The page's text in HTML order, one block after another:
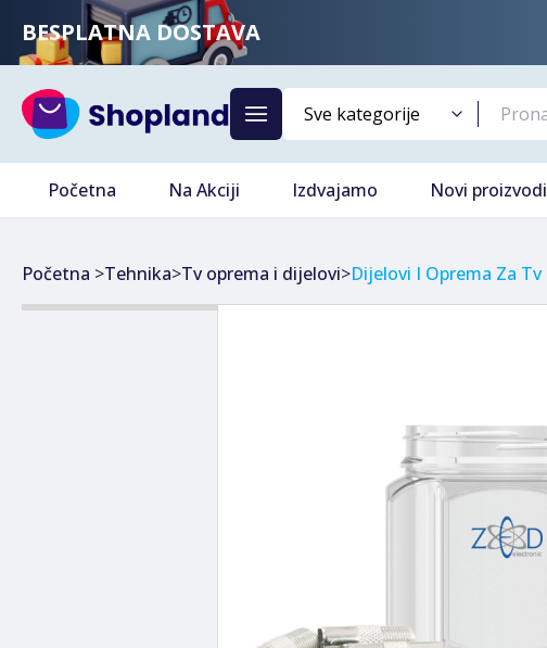
BESPLATNA DOSTAVA
Početna Na Akciji Izdvajamo Novi proizvodi
Početna >Tehnika>Tv oprema i dijelovi>Dijelovi I Oprema Za Tv